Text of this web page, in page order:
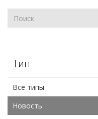
Тип
Все типы
Новость